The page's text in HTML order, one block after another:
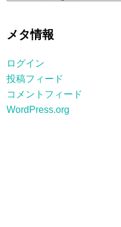
リ
メタ情報
ログイン
投稿フィード
コメントフィード
WordPress.org